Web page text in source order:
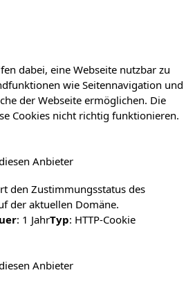
dabei, eine Webseite nutzbar zu
wie Seitennavigation und
der Webseite ermöglichen. Die
Cookies nicht richtig funktionieren.
Anbieter
den Zustimmungsstatus des
der aktuellen Domäne.
: 1 JahrTyp: HTTP-Cookie
Anbieter